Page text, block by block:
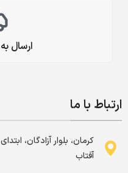
ارسال
ارتباط با ما
کرمان، بلوار آزادگان،
آفتاب